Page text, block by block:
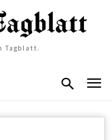
Tagblatt.